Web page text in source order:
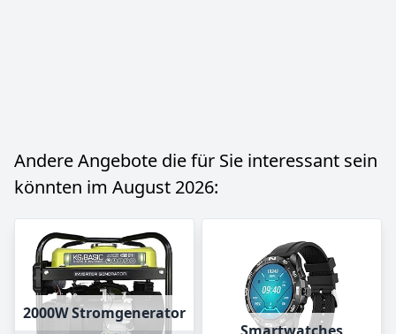
Andere Angebote die für Sie interessant sein
könnten im August 2026:
2000W Stromgenerator